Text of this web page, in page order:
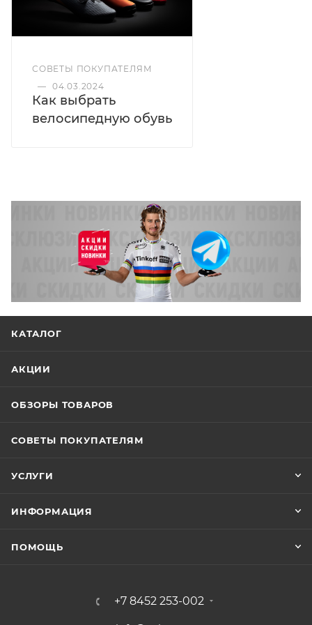
СОВЕТЫ ПОКУПАТЕЛЯМ
— 04.03.2024
Как выбрать
велосипедную обувь
КАТАЛОГ
АКЦИИ
ОБЗОРЫ ТОВАРОВ
СОВЕТЫ ПОКУПАТЕЛЯМ
УСЛУГИ
ИНФОРМАЦИЯ
ПОМОЩЬ
+7 8452 253-002